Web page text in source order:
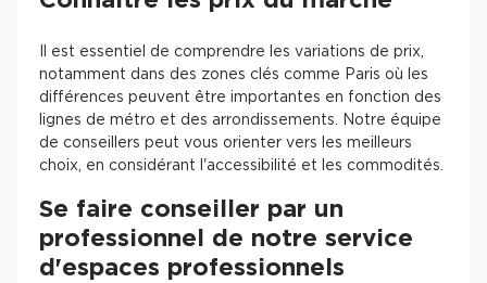
Il est essentiel de comprendre les variations de prix,
notamment dans des zones clés comme Paris où les
différences peuvent être importantes en fonction des
lignes de métro et des arrondissements. Notre équipe
de conseillers peut vous orienter vers les meilleurs
choix, en considérant l'accessibilité et les commodités.
Se faire conseiller par un
professionnel de notre service
d'espaces professionnels